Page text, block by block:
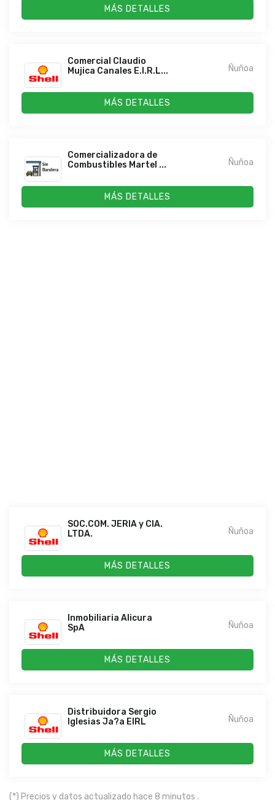
MÁS DETALLES
Comercial Claudio
Mujica Canales E.I.R.L...
Ñuñoa
MÁS DETALLES
Comercializadora de
Combustibles Martel ...
Ñuñoa
MÁS DETALLES
SOC.COM. JERIA y CIA.
LTDA.
Ñuñoa
MÁS DETALLES
Inmobiliaria Alicura
SpA
Ñuñoa
MÁS DETALLES
Distribuidora Sergio
Iglesias Ja?a EIRL
Ñuñoa
MÁS DETALLES
(*) Precios y datos actualizado hace 8 minutos .